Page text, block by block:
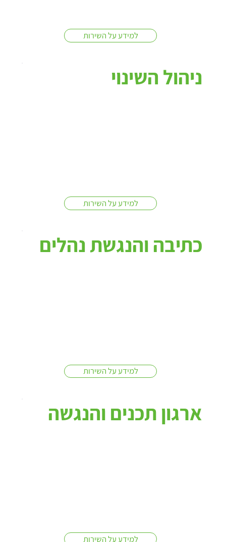
למידע על השירות
ניהול השינוי
למידע על השירות
כתיבה והנגשת נהלים
למידע על השירות
ארגון תכנים והנגשה
למידע על השירות